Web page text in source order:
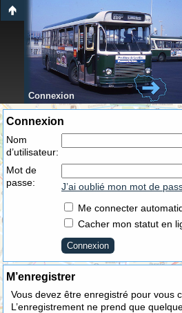
Connexion
Connexion
Nom
d’utilisateur:
Mot de
passe:
J’ai oublié mon mot de
Me connecter
Cacher mon statut en
M’enregistrer
Vous devez être enregistré pour vous
L’enregistrement ne prend que